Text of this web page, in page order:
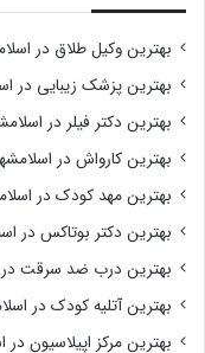
بهترین وکیل طلاق در
بهترین پزشک زیبایی در
بهترین دکتر فیلر در
بهترین کارواش در
بهترین مهد کودک در
بهترین دکتر بوتاکس در
بهترین درب ضد سرقت در
بهترین آتلیه کودک در
بهترین مرکز اپیلاسیون در